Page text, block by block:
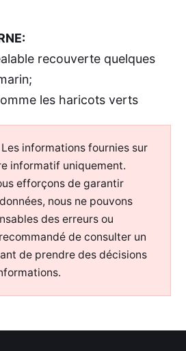
recouverte quelques
les haricots verts
Les informations fournies sur
informatif uniquement.
efforçons de garantir
nous ne pouvons
des erreurs ou
de consulter un
de prendre des décisions